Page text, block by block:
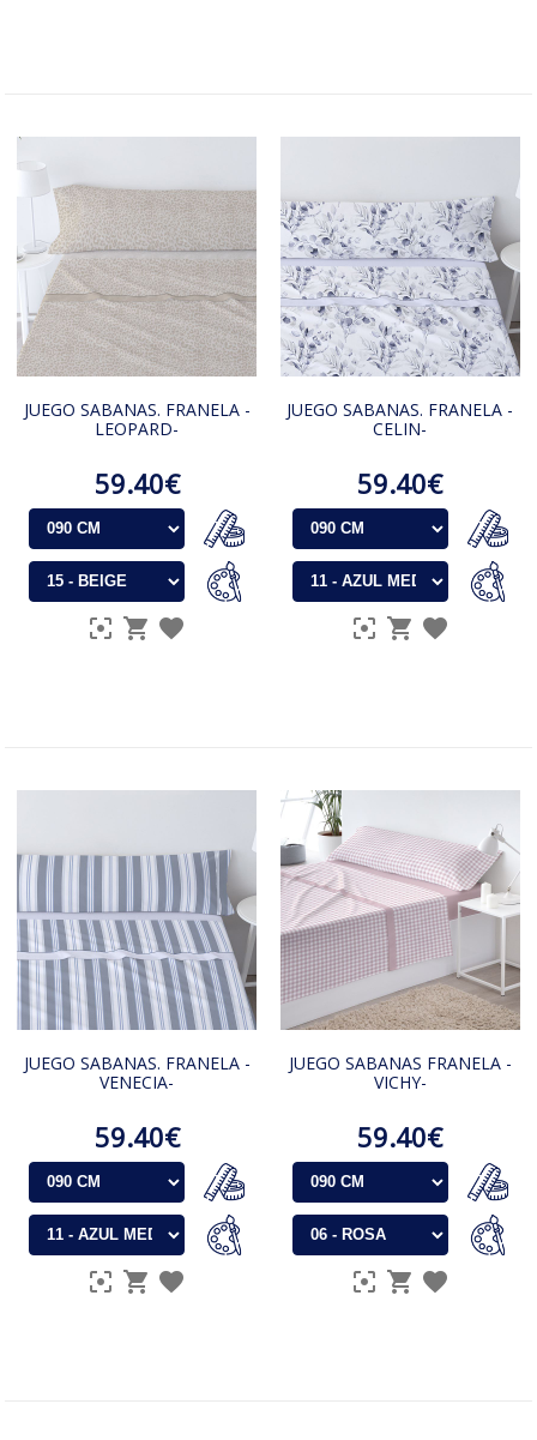
JUEGO SABANAS. FRANELA -
LEOPARD-
59.40€
JUEGO SABANAS. FRANELA -
CELIN-
59.40€
JUEGO SABANAS. FRANELA -
VENECIA-
59.40€
JUEGO SABANAS FRANELA -
VICHY-
59.40€